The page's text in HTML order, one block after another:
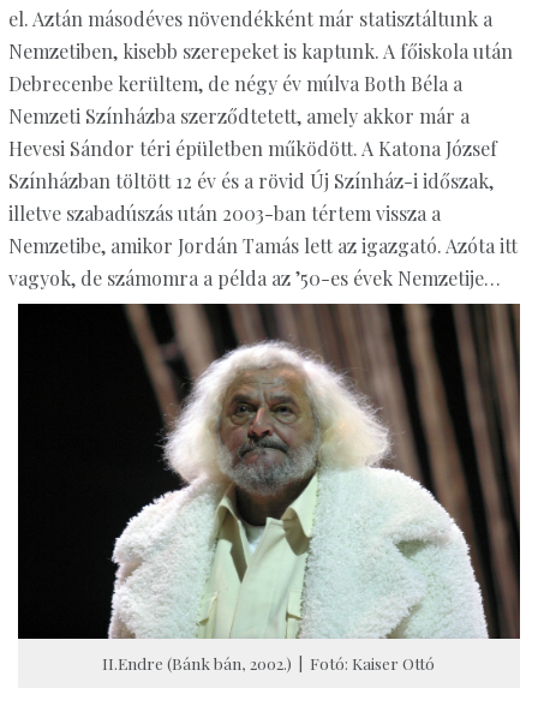
el. Aztán másodéves növendékként már statisztáltunk a
Nemzetiben, kisebb szerepeket is kaptunk. A főiskola után
Debrecenbe kerültem, de négy év múlva Both Béla a
Nemzeti Színházba szerződtetett, amely akkor már a
Hevesi Sándor téri épületben működött. A Katona József
Színházban töltött 12 év és a rövid Új Színház-i időszak,
illetve szabadúszás után 2003-ban tértem vissza a
Nemzetibe, amikor Jordán Tamás lett az igazgató. Azóta itt
vagyok, de számomra a példa az ’50-es évek Nemzetije…
II.Endre (Bánk bán, 2002.) | Fotó: Kaiser Ottó